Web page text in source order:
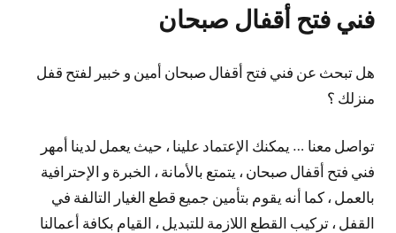
فني فتح أقفال صبحان
هل تبحث عن فني فتح أقفال صبحان أمين و خبير لفتح قفل
منزلك ؟
تواصل معنا … يمكنك الإعتماد علينا ، حيث يعمل لدينا أمهر
فني فتح أقفال صبحان ، يتمتع بالأمانة ، الخبرة و الإحترافية
بالعمل ، كما أنه يقوم بتأمين جميع قطع الغيار التالفة في
القفل ، تركيب القطع اللازمة للتبديل ، القيام بكافة أعمالنا